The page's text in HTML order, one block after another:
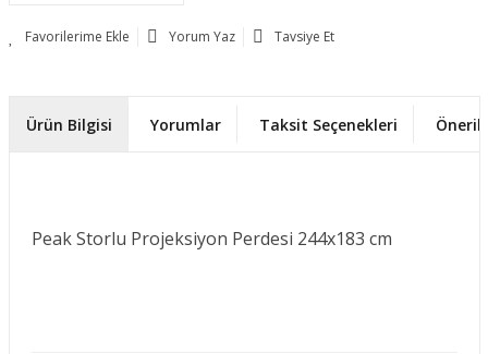
Yorum Yaz Tavsiye Et
Ürün Bilgisi Yorumlar Taksit Seçenekleri
Peak Storlu Projeksiyon Perdesi 244x183 cm